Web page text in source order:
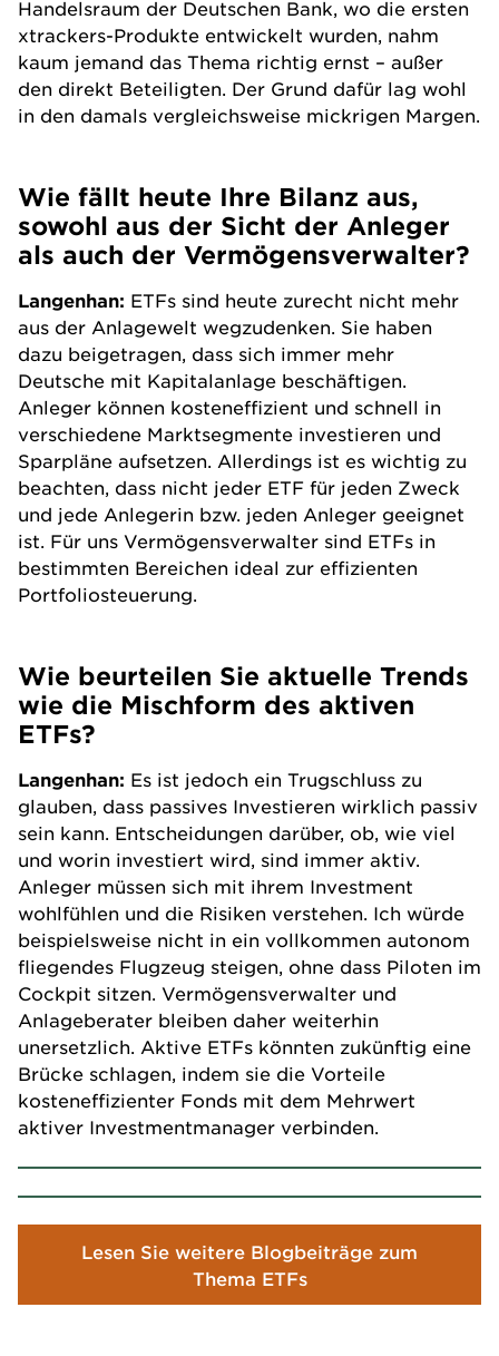
Handelsraum der Deutschen Bank, wo die ersten
xtrackers-Produkte entwickelt wurden, nahm
kaum jemand das Thema richtig ernst – außer
den direkt Beteiligten. Der Grund dafür lag wohl
in den damals vergleichsweise mickrigen Margen.
Wie fällt heute Ihre Bilanz aus,
sowohl aus der Sicht der Anleger
als auch der Vermögensverwalter?
Langenhan: ETFs sind heute zurecht nicht mehr
aus der Anlagewelt wegzudenken. Sie haben
dazu beigetragen, dass sich immer mehr
Deutsche mit Kapitalanlage beschäftigen.
Anleger können kosteneffizient und schnell in
verschiedene Marktsegmente investieren und
Sparpläne aufsetzen. Allerdings ist es wichtig zu
beachten, dass nicht jeder ETF für jeden Zweck
und jede Anlegerin bzw. jeden Anleger geeignet
ist. Für uns Vermögensverwalter sind ETFs in
bestimmten Bereichen ideal zur effizienten
Portfoliosteuerung.
Wie beurteilen Sie aktuelle Trends
wie die Mischform des aktiven
ETFs?
Langenhan: Es ist jedoch ein Trugschluss zu
glauben, dass passives Investieren wirklich passiv
sein kann. Entscheidungen darüber, ob, wie viel
und worin investiert wird, sind immer aktiv.
Anleger müssen sich mit ihrem Investment
wohlfühlen und die Risiken verstehen. Ich würde
beispielsweise nicht in ein vollkommen autonom
fliegendes Flugzeug steigen, ohne dass Piloten im
Cockpit sitzen. Vermögensverwalter und
Anlageberater bleiben daher weiterhin
unersetzlich. Aktive ETFs könnten zukünftig eine
Brücke schlagen, indem sie die Vorteile
kosteneffizienter Fonds mit dem Mehrwert
aktiver Investmentmanager verbinden.
Lesen Sie weitere Blogbeiträge zum
Thema ETFs